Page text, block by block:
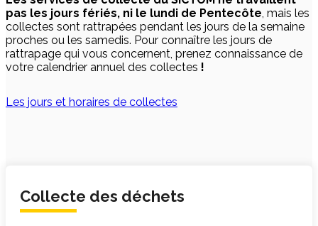
pas les jours fériés, ni le lundi de Pentecôte, mais les
collectes sont rattrapées pendant les jours de la semaine
proches ou les samedis. Pour connaître les jours de
rattrapage qui vous concernent, prenez connaissance de
votre calendrier annuel des collectes !
Les jours et horaires de collectes
Collecte des déchets